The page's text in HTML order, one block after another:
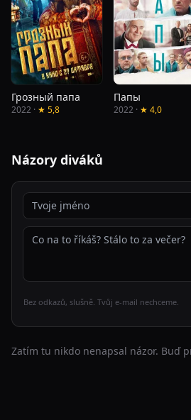
Грозный папа
2022 · ★ 5,8
Папы
2022 · ★ 4,0
Názory diváků
Bez odkazů, slušně. Tvůj e-mail nechceme.
Zatím tu nikdo nenapsal názor. Buď